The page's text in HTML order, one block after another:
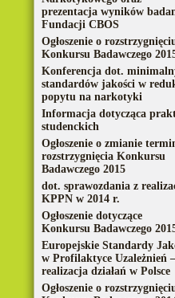
prezentacja wyników
Fundacji CBOS
Ogłoszenie o
Konkursu Badawczego
Konferencja dot.
standardów jakości w
popytu na narkotyki
Informacja dotycząca
studenckich
Ogłoszenie o zmianie
rozstrzygnięcia Konkursu
Badawczego 2015
dot. sprawozdania z
KPPN w 2014 r.
Ogłoszenie dotyczące
Konkursu Badawczego
Europejskie Standardy
w Profilaktyce Uzależnień –
realizacja działań w Polsce
Ogłoszenie o